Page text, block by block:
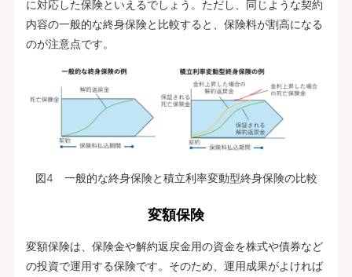
に対応した保険といえるでしょう。ただし、同じような契約
内容の一般的な終身保険と比較すると、保険料が割高になる
のが注意点です。
図4 一般的な終身保険と積立利率変動型終身保険の比較
変額保険
変額保険は、保険金や解約返戻金用の資金を株式や債券など
の投資で運用する保険です。そのため、運用成果がよければ